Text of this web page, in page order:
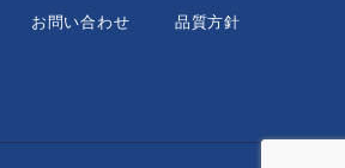
お問い合わせ 品質方針